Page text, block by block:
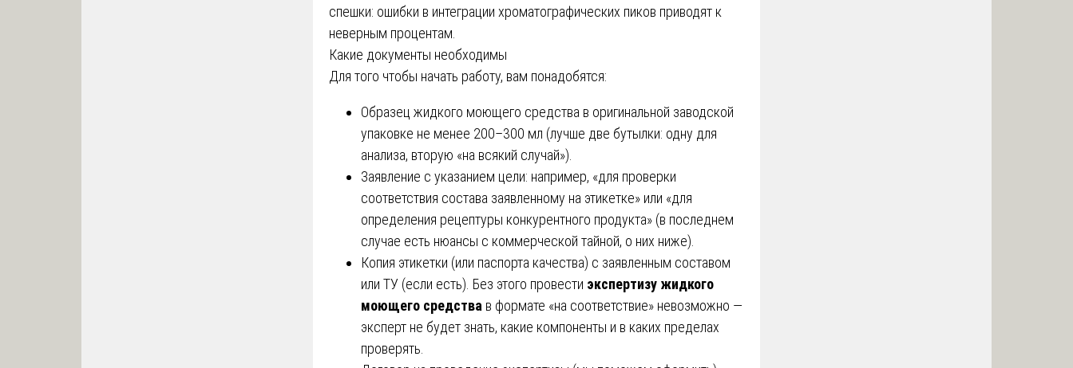
спешки: ошибки в интеграции хроматографических пиков приводят к
неверным процентам.
Какие документы необходимы
Для того чтобы начать работу, вам понадобятся:
Образец жидкого моющего средства в оригинальной заводской
упаковке не менее 200–300 мл (лучше две бутылки: одну для
анализа, вторую «на всякий случай»).
Заявление с указанием цели: например, «для проверки
соответствия состава заявленному на этикетке» или «для
определения рецептуры конкурентного продукта» (в последнем
случае есть нюансы с коммерческой тайной, о них ниже).
Копия этикетки (или паспорта качества) с заявленным составом
или ТУ (если есть). Без этого провести экспертизу жидкого
моющего средства в формате «на соответствие» невозможно —
эксперт не будет знать, какие компоненты и в каких пределах
проверять.